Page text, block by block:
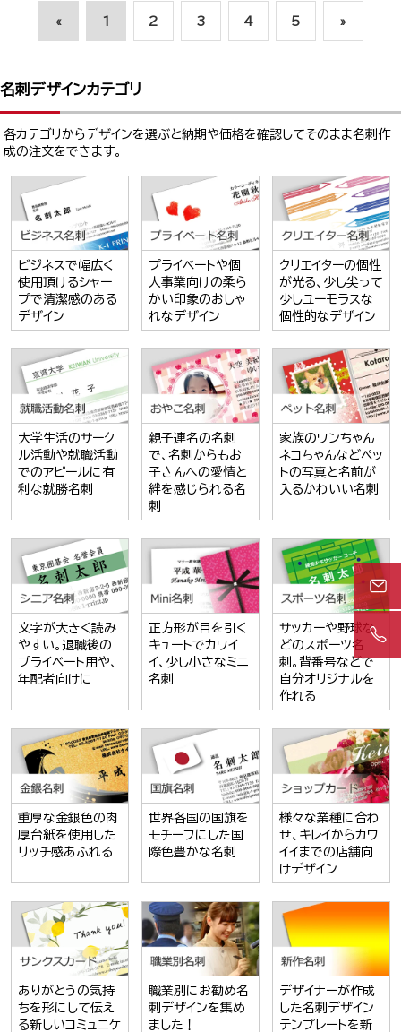
« 1 2 3 4 5 »
名刺デザインカテゴリ
各カテゴリからデザインを選ぶと納期や価格を確認してそのまま名刺作
成の注文をできます。
ビジネスで幅広く
使用頂けるシャー
プで清潔感のある
デザイン
プライベートや個
人事業向けの柔ら
かい印象のおしゃ
れなデザイン
クリエイターの個性
が光る、少し尖って
少しユーモラスな
個性的なデザイン
大学生活のサーク
ル活動や就職活動
でのアピールに有
利な就勝名刺
親子連名の名刺
で、名刺からもお
子さんへの愛情と
絆を感じられる名
刺
家族のワンちゃん
ネコちゃんなどペッ
トの写真と名前が
入るかわいい名刺
文字が大きく読み
やすい。退職後の
プライベート用や、
年配者向けに
正方形が目を引く
キュートでカワイ
イ、少し小さなミニ
名刺
サッカーや野球な
どのスポーツ名
刺。背番号などで
自分オリジナルを
作れる
重厚な金銀色の肉
厚台紙を使用した
リッチ感あふれる
世界各国の国旗を
モチーフにした国
際色豊かな名刺
様々な業種に合わ
せ、キレイからカワ
イイまでの店舗向
けデザイン
ありがとうの気持
ちを形にして伝え
る新しいコミュニケ
職業別にお勧め名
刺デザインを集め
ました！
デザイナーが作成
した名刺デザイン
テンプレートを新